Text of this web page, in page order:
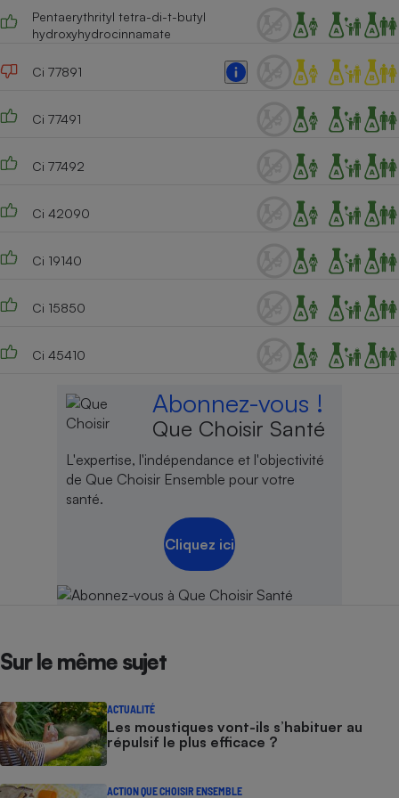
Pentaerythrityl tetra-di-t-butyl
hydroxyhydrocinnamate
Ci 77891
Ci 77491
Ci 77492
Ci 42090
Ci 19140
Ci 15850
Ci 45410
Abonnez-vous !
Que Choisir Santé
L'expertise, l'indépendance et l'objectivité
de Que Choisir Ensemble pour votre
santé.
Cliquez ici
Sur le même sujet
ACTUALITÉ
Les moustiques vont-ils s’habituer au
répulsif le plus efficace ?
ACTION QUE CHOISIR ENSEMBLE